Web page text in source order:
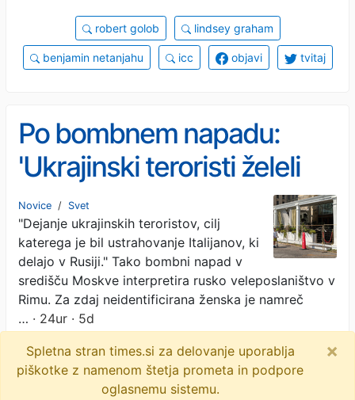
robert golob lindsey graham
benjamin netanjahu icc objavi tvitaj
Po bombnem napadu:
'Ukrajinski teroristi želeli
ustrahovati Italijane'
Novice / Svet
"Dejanje ukrajinskih teroristov, cilj
katerega je bil ustrahovanje Italijanov, ki
delajo v Rusiji." Tako bombni napad v
središču Moskve interpretira rusko veleposlaništvo v
Rimu. Za zdaj neidentificirana ženska je namreč
… · 24ur · 5d
rusija bombni napad moskva
italija objavi
Spletna stran times.si za delovanje uporablja
piškotke z namenom štetja prometa in podpore
oglasnemu sistemu.
×